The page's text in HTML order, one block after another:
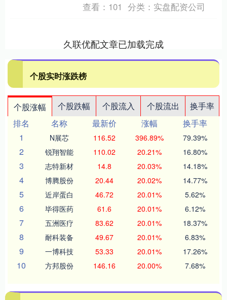
查看： 101 分类： 实盘配资公司
久联优配文章已加载完成
个股实时涨跌榜
个股涨幅 个股跌幅 个股流入 个股流出
换手率
排名
名称 最新价 涨幅
换手率
1
N展芯 116.52 396.89% 79.39%
2 锐翔智能 110.02 20.21% 16.80%
3 志特新材 14.8 20.03% 14.18%
4 博腾股份 20.44 20.02% 14.77%
5 近岸蛋白 46.72 20.01% 5.62%
6 毕得医药 61.6 20.01% 6.12%
7 五洲医疗 83.62 20.01% 18.37%
8 耐科装备 49.67 20.01% 6.83%
9 一博科技 53.33 20.01% 17.26%
10 方邦股份 146.16 20.00% 7.68%